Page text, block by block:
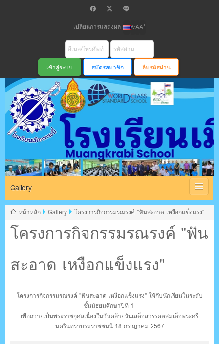
เปลี่ยนการแสดงผล A-AA+
สมัครสมาชิก ลืมรหัสผ่าน
โรงเรียนเมือง
กระบี่ สพม
ตรัง กระบี่
ระบบบริหารจัดการเว็บไซต์ (CMS) ด้วย Ajax โดยคนไทย
Gallery
โครงการกิจกรรมรณรงค์ "ฟัน
สะอาด เหงือกแข็งแรง"
หน้าหลัก Gallery โครงการกิจกรรมรณรงค์ "ฟันสะอาด เหงือกแข็งแรง"
โครงการกิจกรรมรณรงค์ "ฟันสะอาด เหงือกแข็งแรง" ให้กับนักเรียนในระดับ
ชั้นมัธยมศึกษาปีที่ 1
เพื่อถวายเป็นพระราชกุศลเนื่องในวันคล้ายวันเสด็จสวรรคตสมเด็จพระศรี
นครินทราบรมราชชนนี 18 กรกฎาคม 2567